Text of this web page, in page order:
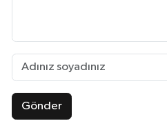
Gönder